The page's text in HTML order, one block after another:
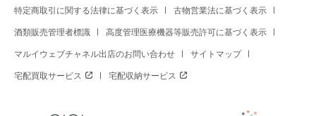
特定商取引に関する法律に基づく表示 古物営業法に基づく表示
酒類販売管理者標識 高度管理医療機器等販売許可に基づく表示
マルイウェブチャネル出店のお問い合わせ サイトマップ
宅配買取サービス 宅配収納サービス